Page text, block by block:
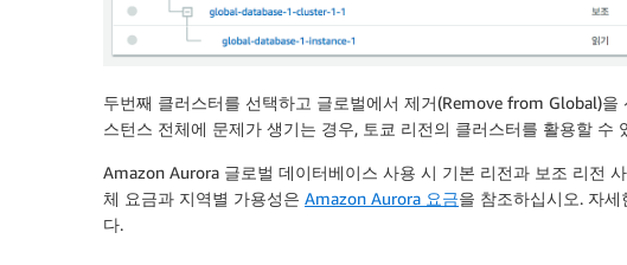
두번째 클러스터를 선택하고 글로벌에서 제거(Remove from Global)
스턴스 전체에 문제가 생기는 경우, 토쿄 리전의 클러스터를 활용할 수
Amazon Aurora 글로벌 데이터베이스 사용 시 기본 리전과 보조 리전
체 요금과 지역별 가용성은 Amazon Aurora 요금을 참조하십시오. 자세
다.